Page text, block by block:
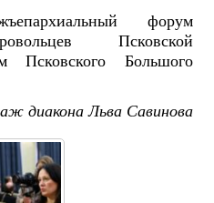
форум
Псковской
Псковского Большого
диакона Льва Савинова